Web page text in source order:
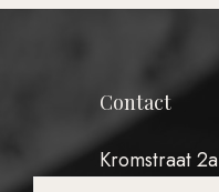
Contact
Kromstraat 2a